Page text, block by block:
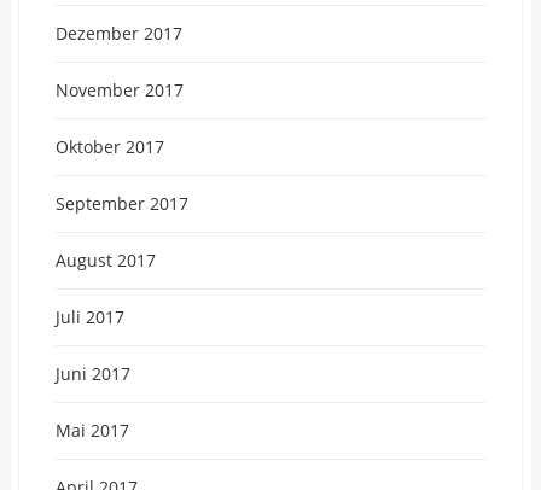
Dezember 2017
November 2017
Oktober 2017
September 2017
August 2017
Juli 2017
Juni 2017
Mai 2017